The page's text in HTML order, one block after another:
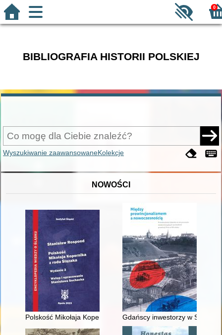
0
BIBLIOGRAFIA HISTORII POLSKIEJ
Wyszukiwanie zaawansowaneKolekcje
NOWOŚCI
Polskość Mikołaja Kopernika z rodu Ślązaka
Gdańscy inwestorzy w